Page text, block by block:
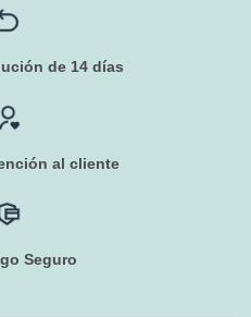
de 14 días
al cliente
Seguro